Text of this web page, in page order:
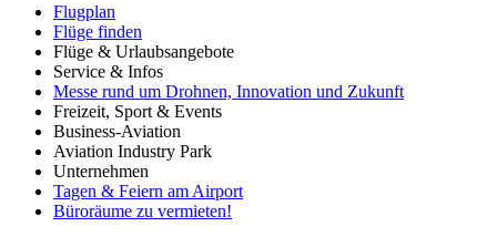
Flugplan
Flüge finden
Flüge & Urlaubsangebote
Service & Infos
Messe rund um Drohnen, Innovation und Zukunft
Freizeit, Sport & Events
Business-Aviation
Aviation Industry Park
Unternehmen
Tagen & Feiern am Airport
Büroräume zu vermieten!